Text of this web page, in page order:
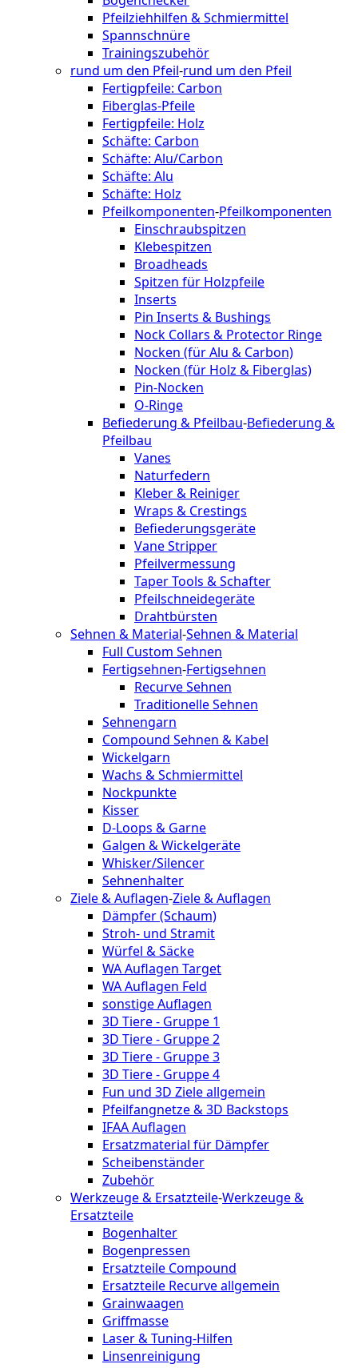
Pfeilziehhilfen & Schmiermittel
Spannschnüre
Trainingszubehör
rund um den Pfeil-rund um den Pfeil
Fertigpfeile: Carbon
Fiberglas-Pfeile
Fertigpfeile: Holz
Schäfte: Carbon
Schäfte: Alu/Carbon
Schäfte: Alu
Schäfte: Holz
Pfeilkomponenten-Pfeilkomponenten
Einschraubspitzen
Klebespitzen
Broadheads
Spitzen für Holzpfeile
Inserts
Pin Inserts & Bushings
Nock Collars & Protector Ringe
Nocken (für Alu & Carbon)
Nocken (für Holz & Fiberglas)
Pin-Nocken
O-Ringe
Befiederung & Pfeilbau-Befiederung &
Pfeilbau
Vanes
Naturfedern
Kleber & Reiniger
Wraps & Crestings
Befiederungsgeräte
Vane Stripper
Pfeilvermessung
Taper Tools & Schafter
Pfeilschneidegeräte
Drahtbürsten
Sehnen & Material-Sehnen & Material
Full Custom Sehnen
Fertigsehnen-Fertigsehnen
Recurve Sehnen
Traditionelle Sehnen
Sehnengarn
Compound Sehnen & Kabel
Wickelgarn
Wachs & Schmiermittel
Nockpunkte
Kisser
D-Loops & Garne
Galgen & Wickelgeräte
Whisker/Silencer
Sehnenhalter
Ziele & Auflagen-Ziele & Auflagen
Dämpfer (Schaum)
Stroh- und Stramit
Würfel & Säcke
WA Auflagen Target
WA Auflagen Feld
sonstige Auflagen
3D Tiere - Gruppe 1
3D Tiere - Gruppe 2
3D Tiere - Gruppe 3
3D Tiere - Gruppe 4
Fun und 3D Ziele allgemein
Pfeilfangnetze & 3D Backstops
IFAA Auflagen
Ersatzmaterial für Dämpfer
Scheibenständer
Zubehör
Werkzeuge & Ersatzteile-Werkzeuge &
Ersatzteile
Bogenhalter
Bogenpressen
Ersatzteile Compound
Ersatzteile Recurve allgemein
Grainwaagen
Griffmasse
Laser & Tuning-Hilfen
Linsenreinigung